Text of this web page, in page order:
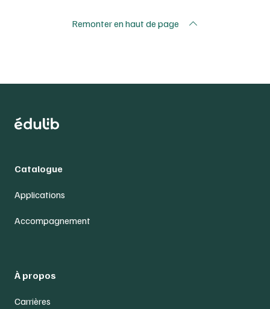
Remonter en haut de page
Catalogue
Applications
Accompagnement
À propos
Carrières